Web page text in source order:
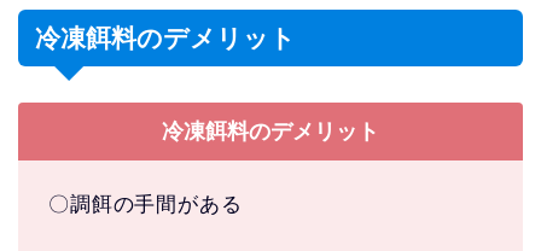
冷凍餌料のデメリット
冷凍餌料のデメリット
〇調餌の手間がある